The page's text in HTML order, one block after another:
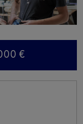
€